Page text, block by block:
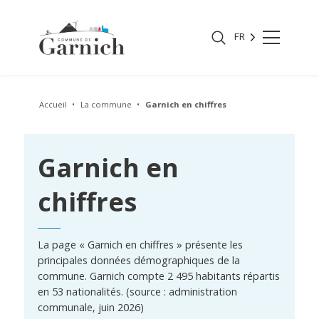
FR
Accueil La commune Garnich en chiffres
Garnich en
chiffres
La page « Garnich en chiffres » présente les
principales données démographiques de la
commune. Garnich compte 2 495 habitants répartis
en 53 nationalités. (source : administration
communale, juin 2026)